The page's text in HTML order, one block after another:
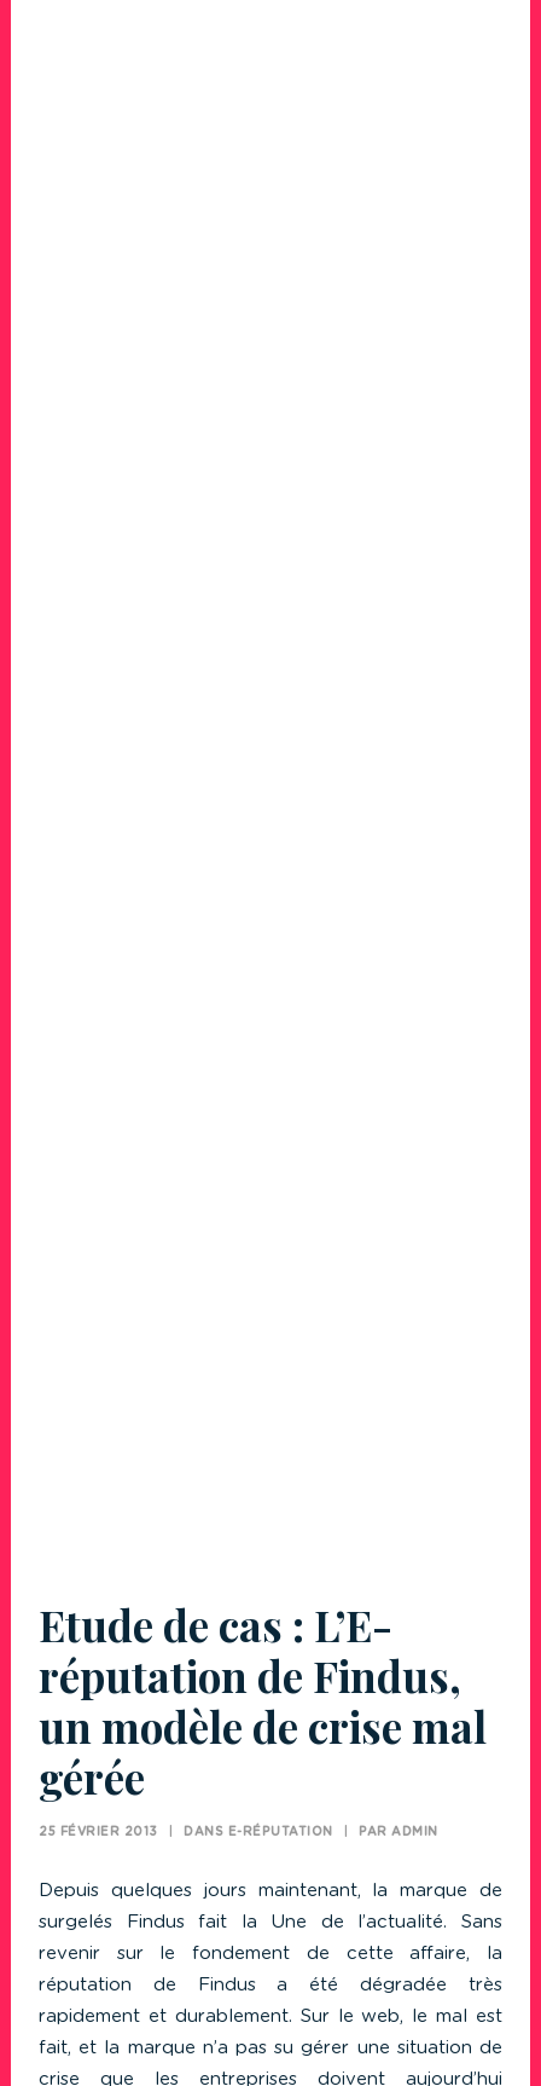
Etude de cas : L’E-
réputation de Findus,
un modèle de crise mal
gérée
25 FÉVRIER 2013 DANS E-RÉPUTATION PAR ADMIN
Depuis quelques jours maintenant, la marque de
surgelés Findus fait la Une de l’actualité. Sans
revenir sur le fondement de cette affaire, la
réputation de Findus a été dégradée très
rapidement et durablement. Sur le web, le mal est
fait, et la marque n’a pas su gérer une situation de
crise que les entreprises doivent aujourd’hui